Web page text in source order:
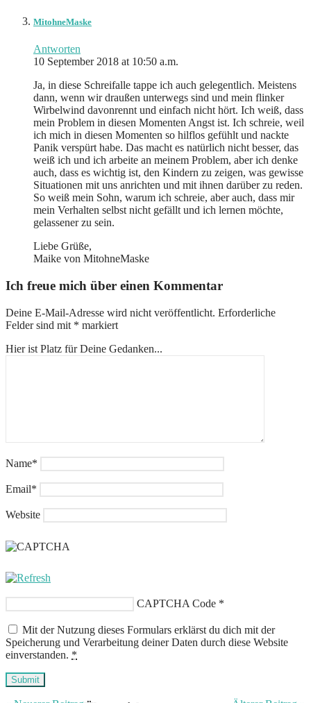
MitohneMaske
Antworten
10 September 2018 at 10:50 a.m.
Ja, in diese Schreifalle tappe ich auch gelegentlich. Meistens
dann, wenn wir draußen unterwegs sind und mein flinker
Wirbelwind davonrennt und einfach nicht hört. Ich weiß, dass
mein Problem in diesen Momenten Angst ist. Ich schreie, weil
ich mich in diesen Momenten so hilflos gefühlt und nackte
Panik verspürt habe. Das macht es natürlich nicht besser, das
weiß ich und ich arbeite an meinem Problem, aber ich denke
auch, dass es wichtig ist, den Kindern zu zeigen, was gewisse
Situationen mit uns anrichten und mit ihnen darüber zu reden.
So weiß mein Sohn, warum ich schreie, aber auch, dass mir
mein Verhalten selbst nicht gefällt und ich lernen möchte,
gelassener zu sein.
Liebe Grüße,
Maike von MitohneMaske
Ich freue mich über einen Kommentar
Deine E-Mail-Adresse wird nicht veröffentlicht. Erforderliche
Felder sind mit * markiert
Hier ist Platz für Deine Gedanken...
Name*
Email*
Website
CAPTCHA Code *
Mit der Nutzung dieses Formulars erklärst du dich mit der
Speicherung und Verarbeitung deiner Daten durch diese Website
einverstanden. *
Submit